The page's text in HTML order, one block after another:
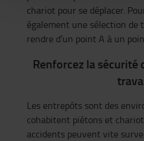
chariot pour se déplacer.
également une sélection
rendre d’un point A à un
Renforcez la sécurité
Les entrepôts sont des
cohabitent piétons et
accidents peuvent vite